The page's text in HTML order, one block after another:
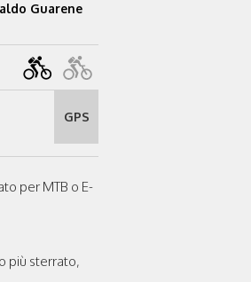
Guarene
GPS
per MTB o E-
più sterrato,